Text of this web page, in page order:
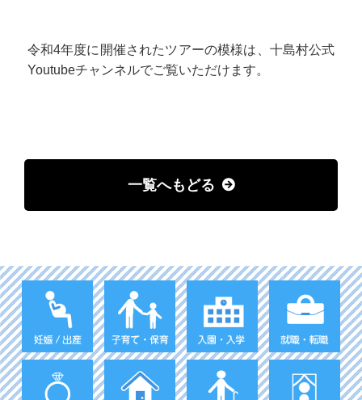
令和4年度に開催されたツアーの模様は、十島村公式
Youtubeチャンネルでご覧いただけます。
一覧へもどる